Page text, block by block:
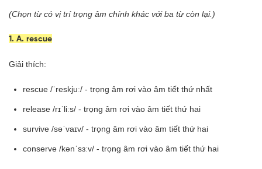
(Chọn từ có vị trí trọng âm chính khác với ba từ còn lại.)
1. A. rescue
Giải thích:
rescue /ˈreskjuː/ - trọng âm rơi vào âm tiết thứ nhất
release /rɪˈliːs/ - trọng âm rơi vào âm tiết thứ hai
survive /səˈvaɪv/ - trọng âm rơi vào âm tiết thứ hai
conserve /kənˈsɜːv/ - trọng âm rơi vào âm tiết thứ hai